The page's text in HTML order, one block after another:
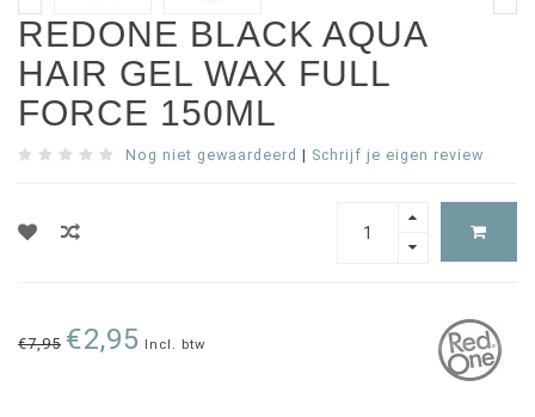
REDONE BLACK AQUA
HAIR GEL WAX FULL
FORCE 150ML
Nog niet gewaardeerd | Schrijf je eigen review
€7,95 €2,95 Incl. btw